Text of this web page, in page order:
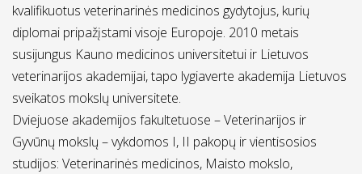
kvalifikuotus veterinarinės medicinos gydytojus, kurių
diplomai pripažįstami visoje Europoje. 2010 metais
susijungus Kauno medicinos universitetui ir Lietuvos
veterinarijos akademijai, tapo lygiaverte akademija Lietuvos
sveikatos mokslų universitete.
Dviejuose akademijos fakultetuose – Veterinarijos ir
Gyvūnų mokslų – vykdomos I, II pakopų ir vientisosios
studijos: Veterinarinės medicinos, Maisto mokslo,